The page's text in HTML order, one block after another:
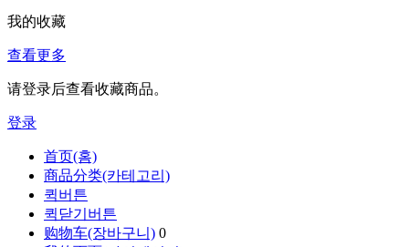
我的收藏
查看更多
请登录后查看收藏商品。
登录
首页(홈)
商品分类(카테고리)
퀵버튼
퀵닫기버튼
购物车(장바구니) 0